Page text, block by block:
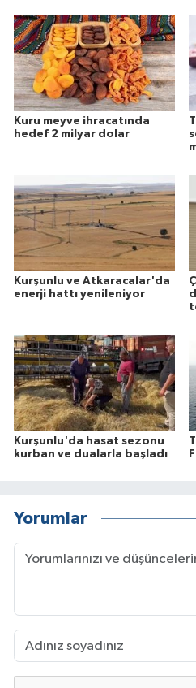
Kuru meyve ihracatında
hedef 2 milyar dolar
Kurşunlu ve Atkaracalar'da
enerji hattı yenileniyor
Kurşunlu'da hasat sezonu
kurban ve dualarla başladı
Yorumlar